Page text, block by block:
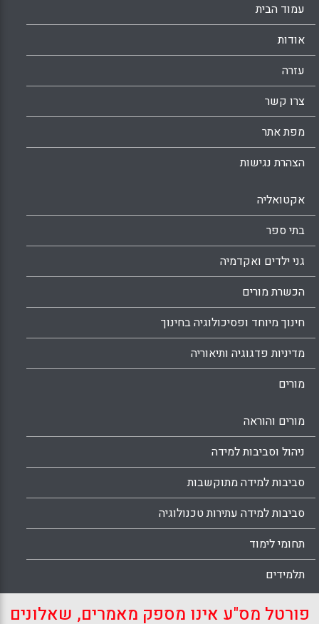
עמוד הבית
אודות
עזרה
צרו קשר
מפת אתר
הצהרת נגישות
אקטואליה
בתי ספר
גני ילדים ואקדמיה
הכשרת מורים
חינוך מיוחד ופסיכולוגיה בחינוך
מדיניות פדגוגיה ותיאוריה
מורים
מורים והוראה
ניהול וסביבות למידה
סביבות למידה מתוקשבות
סביבות למידה עתירות טכנולוגיה
תחומי לימוד
תלמידים
פורטל מס"ע אינו מספק מאמרים, שאלונים